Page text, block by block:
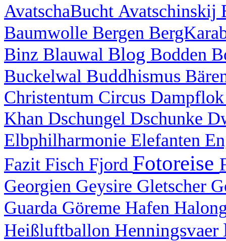
AvatschaBucht Avatschinskij
Baumwolle Bergen
Binz Blauwal Blog Bodden
Buckelwal Buddhismus
Christentum Circus
Khan Dschungel Dschunke
Elbphilharmonie Elefanten
Fazit Fisch Fjord Fotoreise
Georgien Geysire Gletscher
Guarda Göreme Hafen
Heißluftballon Henningsvaer